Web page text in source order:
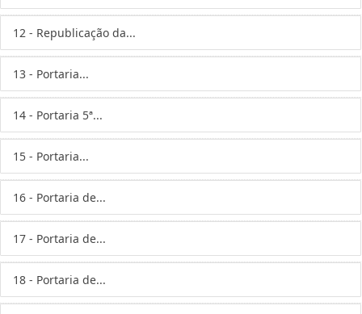
12 - Republicação da...
13 - Portaria...
14 - Portaria 5ª...
15 - Portaria...
16 - Portaria de...
17 - Portaria de...
18 - Portaria de...